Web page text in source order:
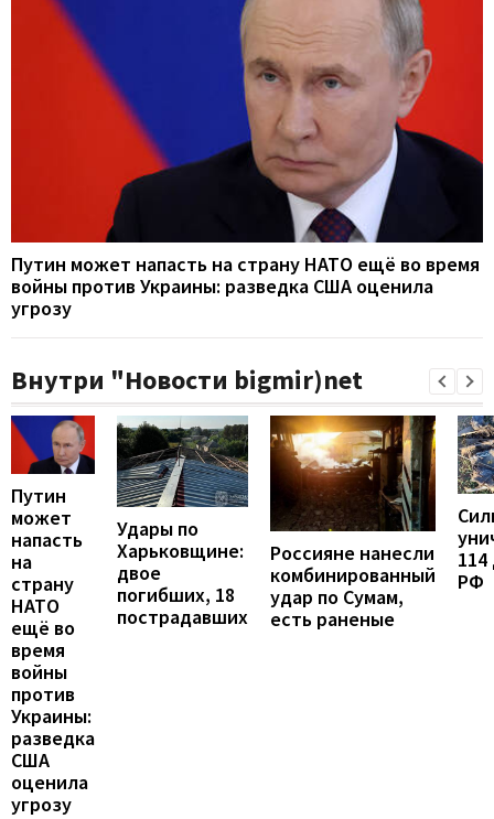
Путин может напасть на страну НАТО ещё во время
войны против Украины: разведка США оценила
угрозу
Внутри "Новости bigmir)net
Путин
может
напасть
на
страну
НАТО
ещё во
время
войны
против
Украины:
разведка
США
оценила
угрозу
Удары по
Харьковщине:
двое
погибших, 18
пострадавших
Россияне нанесли
комбинированный
удар по Сумам,
есть раненые
РФ